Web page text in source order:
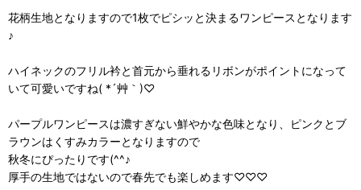
花柄生地となりますので1枚でピシッと決まるワンピースとなります
♪
ハイネックのフリル衿と首元から垂れるリボンがポイントになって
いて可愛いですね( *´艸｀)♡
パープルワンピースは濃すぎない鮮やかな色味となり、ピンクとブ
ラウンはくすみカラーとなりますので
秋冬にぴったりです(^^♪
厚手の生地ではないので春先でも楽しめます♡♡♡